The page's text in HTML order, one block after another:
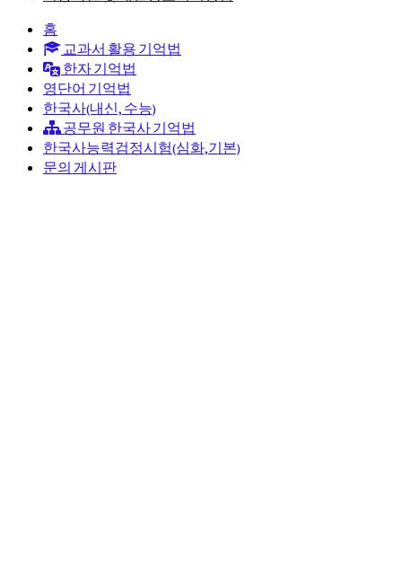
홈
교과서 활용 기억법
한자 기억법
영단어 기억법
한국사(내신, 수능)
공무원 한국사 기억법
한국사능력검정시험(심화,기본)
문의 게시판